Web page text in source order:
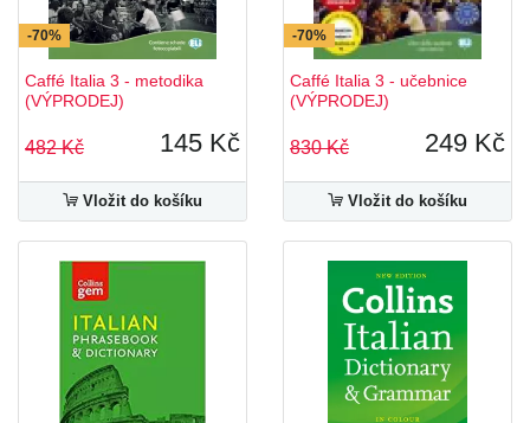
-70%
Caffé Italia 3 - metodika
(VÝPRODEJ)
482 Kč 145 Kč
Vložit do košíku
-70%
Caffé Italia 3 - učebnice
(VÝPRODEJ)
830 Kč 249 Kč
Vložit do košíku